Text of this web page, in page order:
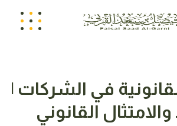
في الشركات |
القانوني